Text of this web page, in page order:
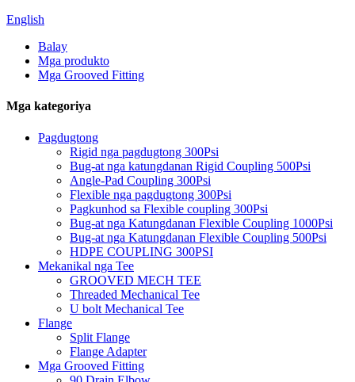
English
Balay
Mga produkto
Mga Grooved Fitting
Mga kategoriya
Pagdugtong
Rigid nga pagdugtong 300Psi
Bug-at nga katungdanan Rigid Coupling 500Psi
Angle-Pad Coupling 300Psi
Flexible nga pagdugtong 300Psi
Pagkunhod sa Flexible coupling 300Psi
Bug-at nga Katungdanan Flexible Coupling 1000Psi
Bug-at nga Katungdanan Flexible Coupling 500Psi
HDPE COUPLING 300PSI
Mekanikal nga Tee
GROOVED MECH TEE
Threaded Mechanical Tee
U bolt Mechanical Tee
Flange
Split Flange
Flange Adapter
Mga Grooved Fitting